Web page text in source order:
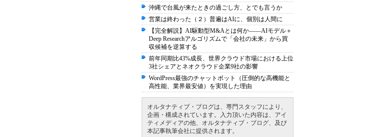
沖縄で台風が来たときの過ごし方、とでも言うか
営業は終わった（２）普遍はAIに、個別は人間に
【完全解説】AI駆動型M&Aとは何か――AIモデル＋
Deep Researchアルゴリズムで「会社の未来」から買
収候補を逆算する
前年同期比43%成長、世界クラウド市場における上位
3社シェアとネオクラウド企業9社の影響
WordPress最強のチャットボット（圧倒的な高機能と
高性能、業界最安値）を実現した理由
オルタナティブ・ブログは、専門スタッフにより、
企画・構成されています。入力頂いた内容は、アイ
ティメディアの他、オルタナティブ・ブログ、及び
本記事執筆会社に提供されます。